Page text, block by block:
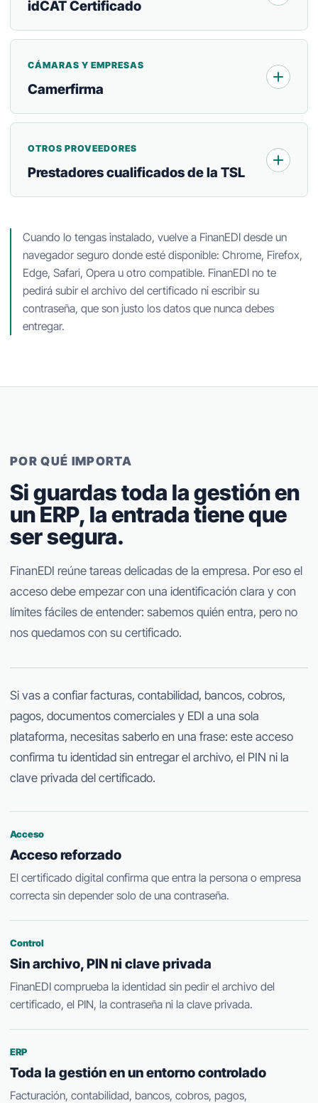
idCAT Certificado
CÁMARAS Y EMPRESAS
Camerfirma
OTROS PROVEEDORES
Prestadores cualificados de la TSL
Cuando lo tengas instalado, vuelve a FinanEDI desde un
navegador seguro donde esté disponible: Chrome, Firefox,
Edge, Safari, Opera u otro compatible. FinanEDI no te
pedirá subir el archivo del certificado ni escribir su
contraseña, que son justo los datos que nunca debes
entregar.
POR QUÉ IMPORTA
Si guardas toda la gestión en
un ERP, la entrada tiene que
ser segura.
FinanEDI reúne tareas delicadas de la empresa. Por eso el
acceso debe empezar con una identificación clara y con
límites fáciles de entender: sabemos quién entra, pero no
nos quedamos con su certificado.
Si vas a confiar facturas, contabilidad, bancos, cobros,
pagos, documentos comerciales y EDI a una sola
plataforma, necesitas saberlo en una frase: este acceso
confirma tu identidad sin entregar el archivo, el PIN ni la
clave privada del certificado.
Acceso
Acceso reforzado
El certificado digital confirma que entra la persona o empresa
correcta sin depender solo de una contraseña.
Control
Sin archivo, PIN ni clave privada
FinanEDI comprueba la identidad sin pedir el archivo del
certificado, el PIN, la contraseña ni la clave privada.
ERP
Toda la gestión en un entorno controlado
Facturación, contabilidad, bancos, cobros, pagos,